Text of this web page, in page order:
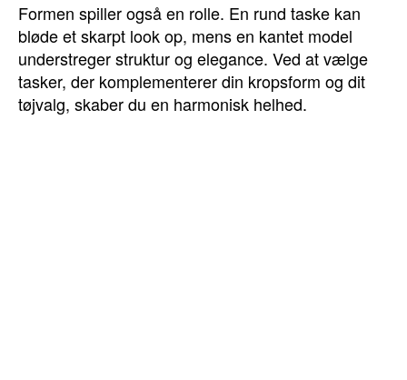
Formen spiller også en rolle. En rund taske kan
bløde et skarpt look op, mens en kantet model
understreger struktur og elegance. Ved at vælge
tasker, der komplementerer din kropsform og dit
tøjvalg, skaber du en harmonisk helhed.